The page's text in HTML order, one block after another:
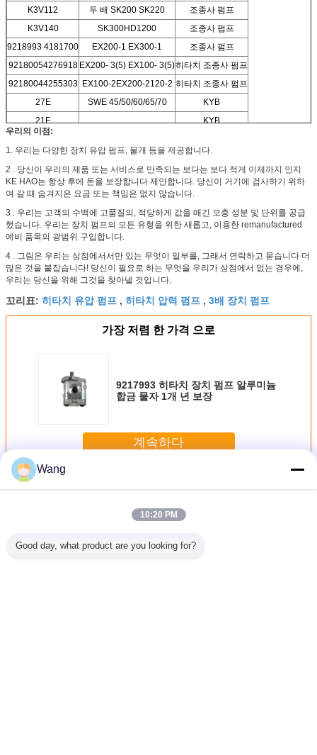
K3V112
두 배 SK200 SK220
조종사 펌프
K3V140
SK300HD1200
조종사 펌프
9218993 4181700
EX200-1 EX300-1
조종사 펌프
92180054276918 EX200- 3(5) EX100- 3(5)히타치 조종사 펌프
92180044255303 EX100-2EX200-2120-2 히타치 조종사 펌프
27E
SWE 45/50/60/65/70
KYB
21E
KYB
우리의 이점:
1. 우리는 다양한 장치 유압 펌프, 물개 등을 제공합니다.
2 . 당신이 우리의 제품 또는 서비스로 만족되는 보다는 보다 적게 이제까지 인지
KE HAO는 항상 후에 돈을 보장합니다 제안합니다. 당신이 거기에 검사하기 위하
여 갈 때 숨겨지은 요금 또는 책임은 없지 않습니다.
3 . 우리는 고객의 수백에 고품질의, 적당하게 값을 매긴 모충 성분 및 단위를 공급
했습니다. 우리는 장치 펌프의 모든 유형을 위한 새롭고, 이용한 remanufactured
예비 품목의 광범위 구입합니다.
4 . 그림은 우리는 상점에서서만 있는 무엇이 일부를, 그래서 연락하고 묻습니다 더
많은 것을 붙잡습니다! 당신이 필요로 하는 무엇을 우리가 상점에서 없는 경우에,
우리는 당신을 위해 그것을 찾아낼 것입니다.
꼬리표: 히타치 유압 펌프 , 히타치 압력 펌프 , 3배 장치 펌프
가장 저렴 한 가격 으로
9217993 히타치 장치 펌프 알루미늄
합금 물자 1개 년 보장
계속하다
더 많은 것
Wang
10:20 PM
Good day, what product are you looking for?